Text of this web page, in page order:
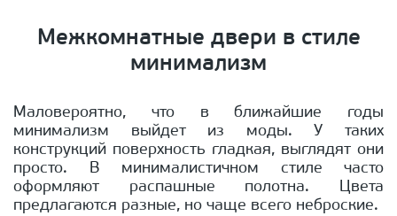
Межкомнатные двери в стиле
минимализм
Маловероятно, что в ближайшие годы
минимализм выйдет из моды. У таких
конструкций поверхность гладкая, выглядят они
просто. В минималистичном стиле часто
оформляют распашные полотна. Цвета
предлагаются разные, но чаще всего неброские.